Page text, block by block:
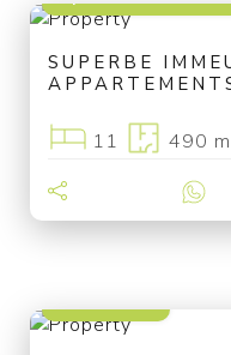
SUPERBE
11 490 m